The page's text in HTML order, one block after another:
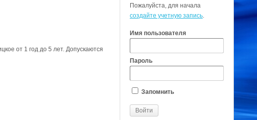
от 1 год до 5 лет. Допускаются
Пожалуйста, для начала
создайте учетную запись.
Имя пользователя
Пароль
Запомнить